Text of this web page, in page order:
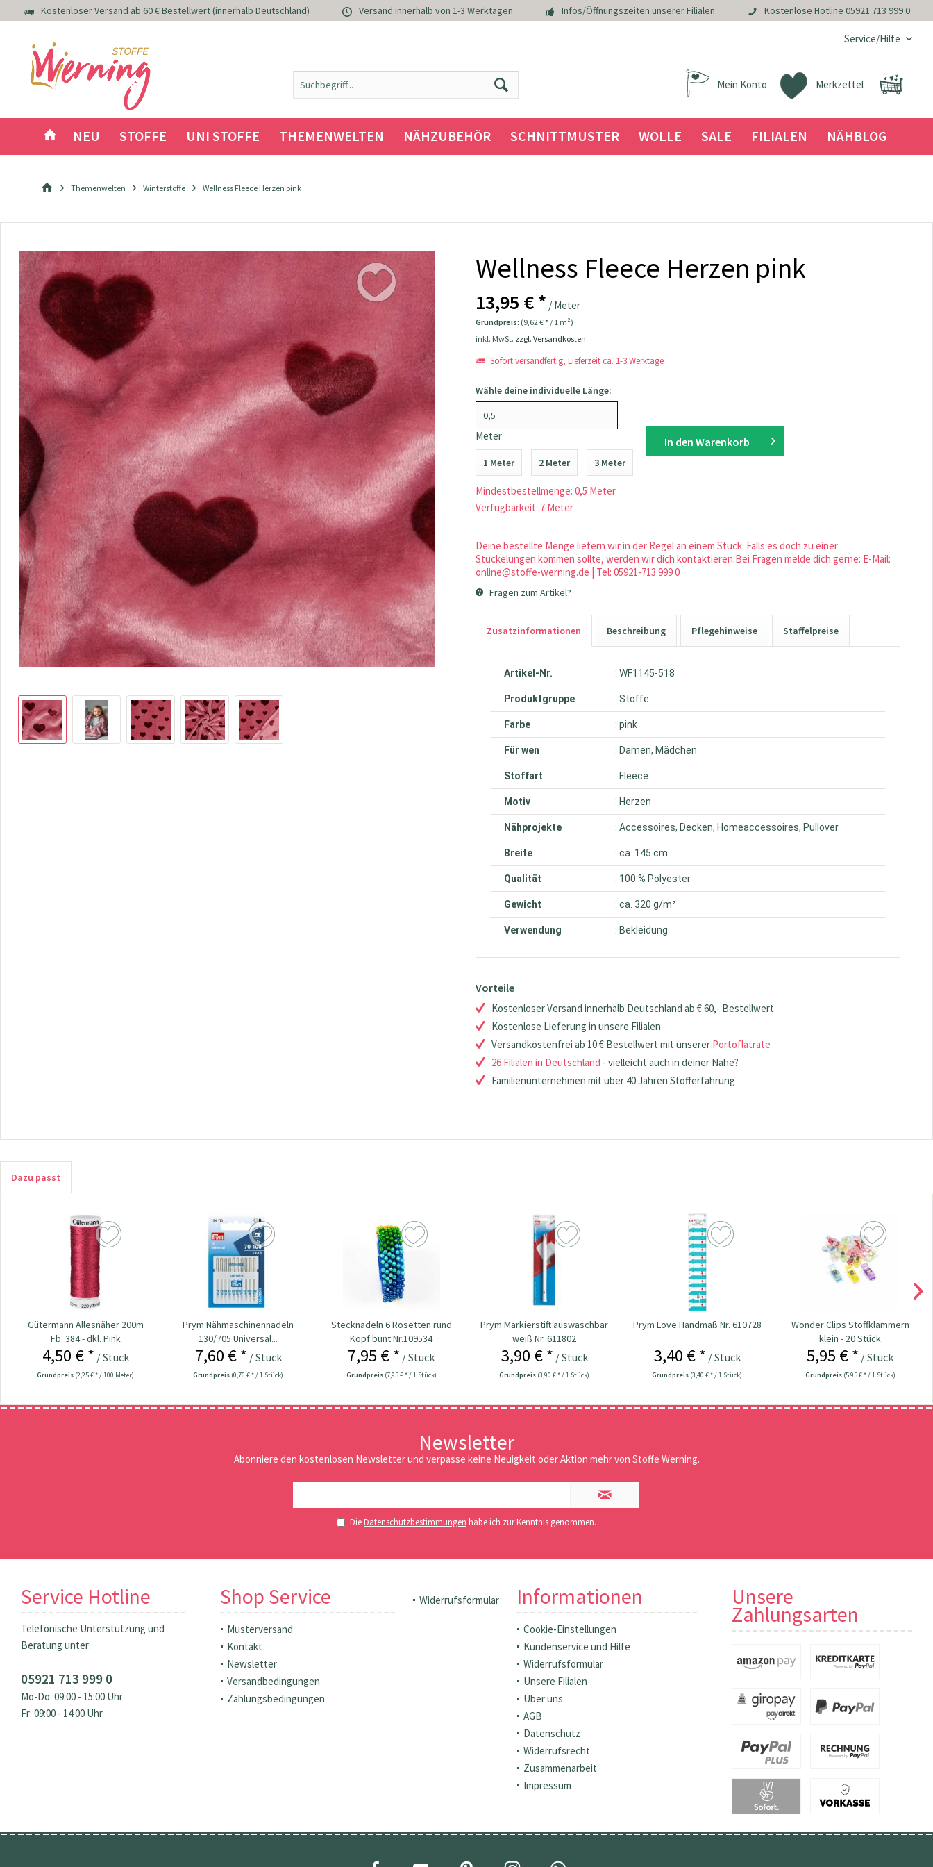
Kostenloser Versand ab 60 € Bestellwert (innerhalb Deutschland) Versand innerhalb von 1-3 Werktagen Infos/Öffnungszeiten unserer Filialen Kostenlose Hotline 05921 713 999 0
Service/Hilfe
Merkzettel
Mein Konto
NEU STOFFE UNI STOFFE THEMENWELTEN NÄHZUBEHÖR SCHNITTMUSTER WOLLE SALE FILIALEN NÄHBLOG
Themenwelten Winterstoffe Wellness Fleece Herzen pink
Wellness Fleece Herzen pink
13,95 € * / Meter
Grundpreis: (9,62 € * / 1 m²)
inkl. MwSt. zzgl. Versandkosten
Sofort versandfertig, Lieferzeit ca. 1-3 Werktage
Wähle deine individuelle Länge:
Meter
1 Meter 2 Meter 3 Meter
Mindestbestellmenge: 0,5 Meter
Verfügbarkeit: 7 Meter
In den Warenkorb
Deine bestellte Menge liefern wir in der Regel an einem Stück. Falls es doch zu einer
Stückelungen kommen sollte, werden wir dich kontaktieren.Bei Fragen melde dich gerne: E-Mail:
online@stoffe-werning.de | Tel: 05921-713 999 0
Fragen zum Artikel?
Zusatzinformationen Beschreibung Pflegehinweise Staffelpreise
Artikel-Nr. : WF1145-518
Produktgruppe : Stoffe
Farbe : pink
Für wen : Damen, Mädchen
Stoffart : Fleece
Motiv : Herzen
Nähprojekte : Accessoires, Decken, Homeaccessoires, Pullover
Breite : ca. 145 cm
Qualität : 100 % Polyester
Gewicht : ca. 320 g/m²
Verwendung : Bekleidung
Vorteile
Kostenloser Versand innerhalb Deutschland ab € 60,- Bestellwert
Kostenlose Lieferung in unsere Filialen
Versandkostenfrei ab 10 € Bestellwert mit unserer Portoflatrate
26 Filialen in Deutschland - vielleicht auch in deiner Nähe?
Familienunternehmen mit über 40 Jahren Stofferfahrung
Dazu passt
Gütermann Allesnäher 200m
Fb. 384 - dkl. Pink
4,50 € * / Stück
Grundpreis (2,25 € * / 100 Meter)
Prym Nähmaschinennadeln
130/705 Universal...
7,60 € * / Stück
Grundpreis (0,76 € * / 1 Stück)
Stecknadeln 6 Rosetten rund
Kopf bunt Nr.109534
7,95 € * / Stück
Grundpreis (7,95 € * / 1 Stück)
Prym Markierstift auswaschbar
weiß Nr. 611802
3,90 € * / Stück
Grundpreis (3,90 € * / 1 Stück)
Prym Love Handmaß Nr. 610728
3,40 € * / Stück
Grundpreis (3,40 € * / 1 Stück)
Wonder Clips Stoffklammern
klein - 20 Stück
5,95 € * / Stück
Grundpreis (5,95 € * / 1 Stück)
Newsletter
Abonniere den kostenlosen Newsletter und verpasse keine Neuigkeit oder Aktion mehr von Stoffe Werning.
DieDatenschutzbestimmungen habe ich zur Kenntnis genommen.
Service Hotline
Telefonische Unterstützung und
Beratung unter:
05921 713 999 0
Mo-Do: 09:00 - 15:00 Uhr
Fr: 09:00 - 14:00 Uhr
Shop Service
Musterversand
Kontakt
Newsletter
Versandbedingungen
Zahlungsbedingungen
Widerrufsformular Informationen
Cookie-Einstellungen
Kundenservice und Hilfe
Widerrufsformular
Unsere Filialen
Über uns
AGB
Datenschutz
Widerrufsrecht
Zusammenarbeit
Impressum
Unsere
Zahlungsarten